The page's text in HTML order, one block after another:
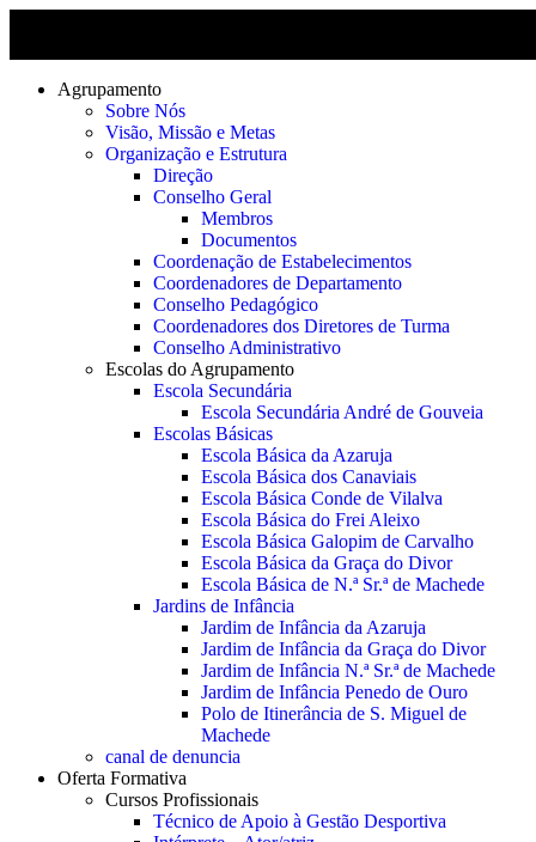
Agrupamento
Sobre Nós
Visão, Missão e Metas
Organização e Estrutura
Direção
Conselho Geral
Membros
Documentos
Coordenação de Estabelecimentos
Coordenadores de Departamento
Conselho Pedagógico
Coordenadores dos Diretores de Turma
Conselho Administrativo
Escolas do Agrupamento
Escola Secundária
Escola Secundária André de Gouveia
Escolas Básicas
Escola Básica da Azaruja
Escola Básica dos Canaviais
Escola Básica Conde de Vilalva
Escola Básica do Frei Aleixo
Escola Básica Galopim de Carvalho
Escola Básica da Graça do Divor
Escola Básica de N.ª Sr.ª de Machede
Jardins de Infância
Jardim de Infância da Azaruja
Jardim de Infância da Graça do Divor
Jardim de Infância N.ª Sr.ª de Machede
Jardim de Infância Penedo de Ouro
Polo de Itinerância de S. Miguel de
Machede
canal de denuncia
Oferta Formativa
Cursos Profissionais
Técnico de Apoio à Gestão Desportiva